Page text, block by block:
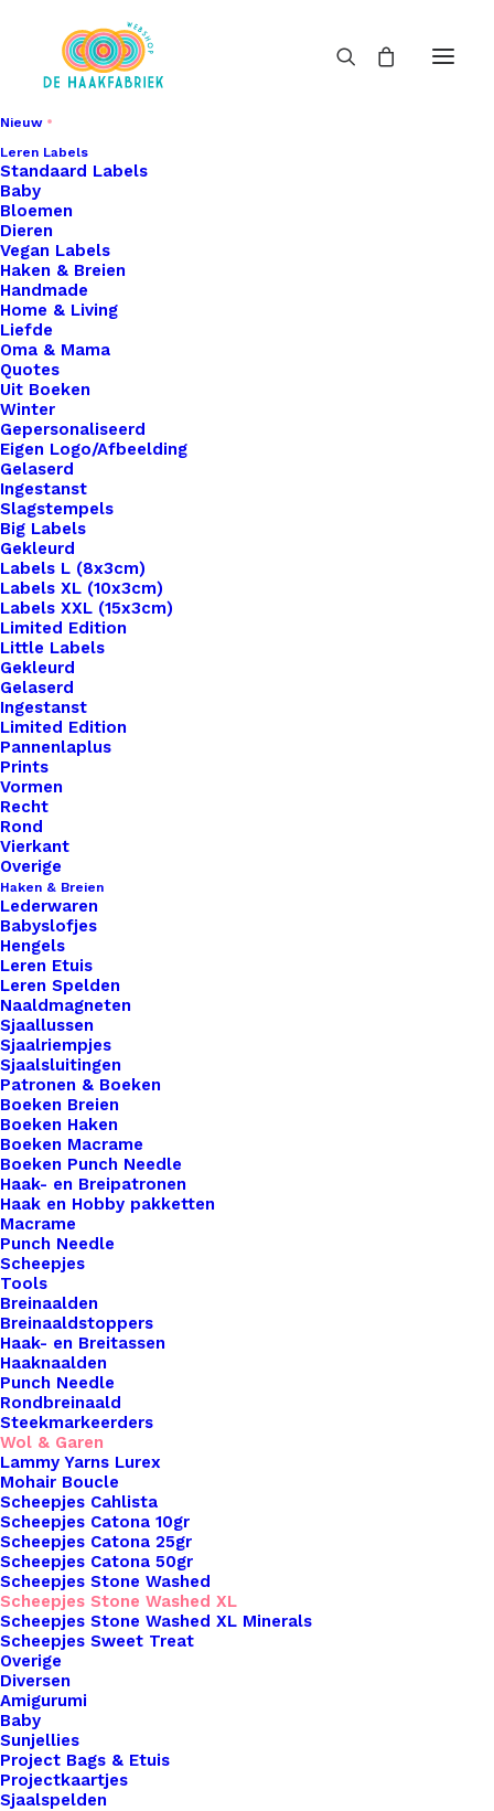
Nieuw
Leren Labels
Standaard Labels
Baby
Bloemen
Dieren
Vegan Labels
Haken & Breien
Handmade
Home & Living
Liefde
Oma & Mama
Quotes
Uit Boeken
Winter
Gepersonaliseerd
Eigen Logo/Afbeelding
Gelaserd
Ingestanst
Slagstempels
Big Labels
Gekleurd
Labels L (8x3cm)
Labels XL (10x3cm)
Labels XXL (15x3cm)
Limited Edition
Little Labels
Gekleurd
Gelaserd
Ingestanst
Limited Edition
Pannenlaplus
Prints
Vormen
Recht
Rond
Vierkant
Overige
Haken & Breien
Lederwaren
Babyslofjes
Hengels
Leren Etuis
Leren Spelden
Naaldmagneten
Sjaallussen
Sjaalriempjes
Sjaalsluitingen
Patronen & Boeken
Boeken Breien
Boeken Haken
Boeken Macrame
Boeken Punch Needle
Haak- en Breipatronen
Haak en Hobby pakketten
Macrame
Punch Needle
Scheepjes
Tools
Breinaalden
Breinaaldstoppers
Haak- en Breitassen
Haaknaalden
Punch Needle
Rondbreinaald
Steekmarkeerders
Wol & Garen
Lammy Yarns Lurex
Mohair Boucle
Scheepjes Cahlista
Scheepjes Catona 10gr
Scheepjes Catona 25gr
Scheepjes Catona 50gr
Scheepjes Stone Washed
Scheepjes Stone Washed XL
Scheepjes Stone Washed XL Minerals
Scheepjes Sweet Treat
Overige
Diversen
Amigurumi
Baby
Sunjellies
Project Bags & Etuis
Projectkaartjes
Sjaalspelden
Home
Haken & Breien
Scheepjes Stone Washed XL – 858 – Lilac Quartz
Scheepjes Stone
Washed XL – 858 –
Lilac Quartz
€3,60
Stone Washed van Scheepjeswol is een heerlijk
zacht garen van 70% katoen en 30% acryl met
een Jeans look. Het is geschikt voor zowel breien
als haken. De aanbevolen naalddikte is 5mm.
Materiaal70% katoen / 30% acrylGewicht50 gram.
Lengteca. 75 meter. Aanbevolen naald5mm.
Stekenverhouding 10 x 10cm14 steken x 19
naalden. Machinewas 40 graden.
5 op voorraad
Scheepjes
Stone
Washed
XL
-
858
-
Lilac
Quartz
aantal
Toevoegen aan verlanglijst
Artikelnummer
Categorie
Naalddikte
Kleur
Binnen 1-3 werkdagen verzonden
Veilig betalen
Unieke en kwaliteitsproducten